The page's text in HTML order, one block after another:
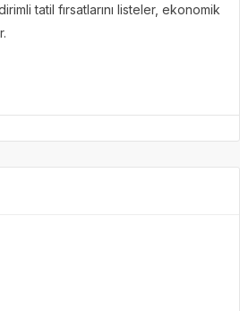
tatil fırsatlarını listeler, ekonomik